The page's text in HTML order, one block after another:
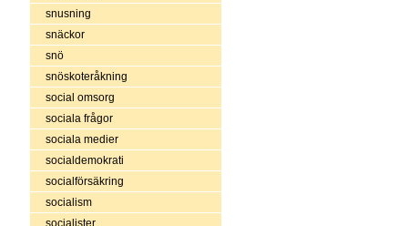
snusning
snäckor
snö
snöskoteråkning
social omsorg
sociala frågor
sociala medier
socialdemokrati
socialförsäkring
socialism
socialister